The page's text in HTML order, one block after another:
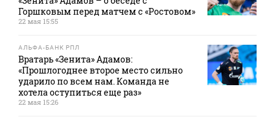
Горшковым перед матчем с «Ростовом»
22 мая 15:55
АЛЬФА-БАНК РПЛ
Вратарь «Зенита» Адамов:
«Прошлогоднее второе место сильно
ударило по всем нам. Команда не
хотела оступиться еще раз»
22 мая 15:26